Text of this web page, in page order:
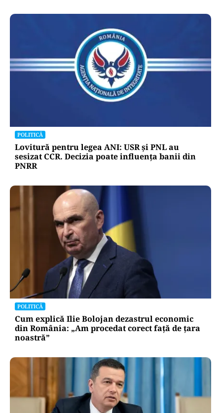
POLITICĂ
Lovitură pentru legea ANI: USR și PNL au
sesizat CCR. Decizia poate influența banii din
PNRR
POLITICĂ
Cum explică Ilie Bolojan dezastrul economic
din România: „Am procedat corect față de țara
noastră”